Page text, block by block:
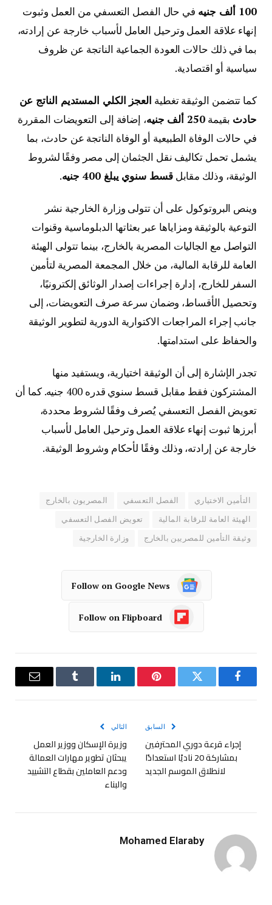
100 ألف جنيه
في حال الفصل التعسفي من العمل وثبوت
إنهاء علاقة العمل وترحيل العامل لأسباب خارجة عن إرادته،
بما في ذلك حالات العودة الجماعية الناتجة عن ظروف
سياسية أو اقتصادية.
كما تتضمن الوثيقة تغطية العجز الكلي المستديم الناتج عن
حادث بقيمة250 ألف جنيه
، إضافة إلى التعويضات المقررة
في حالات الوفاة الطبيعية أو الوفاة الناتجة عن حادث، بما
يشمل تحمل تكاليف نقل الجثمان إلى مصر وفقًا لشروط
الوثيقة، وذلك مقابلقسط سنوي يبلغ 400 جنيه .
وينص البروتوكول على أن تتولى وزارة الخارجية نشر
التوعية بالوثيقة ومزاياها عبر بعثاتها الدبلوماسية وقنوات
التواصل مع الجاليات المصرية بالخارج، بينما تتولى الهيئة
العامة للرقابة المالية، من خلال المجمعة المصرية لتأمين
السفر للخارج، إدارة إجراءات إصدار الوثائق إلكترونيًا،
وتحصيل الأقساط، وضمان سرعة صرف التعويضات، إلى
جانب إجراء المراجعات الاكتوارية الدورية لتطوير الوثيقة
والحفاظ على استدامتها.
تجدر الإشارة إلى أن الوثيقة اختيارية، ويستفيد منها
المشتركون فقط مقابل قسط سنوي قدره 400 جنيه. كما أن
تعويض الفصل التعسفي يُصرف وفقًا لشروط محددة،
أبرزها ثبوت إنهاء علاقة العمل وترحيل العامل لأسباب
خارجة عن إرادته، وذلك وفقًا لأحكام وشروط الوثيقة.
التأمين الاختياري الفصل التعسفي المصريون بالخارج
الهيئة العامة للرقابة المالية تعويض الفصل التعسفي
وثيقة التأمين للمصريين بالخارج وزارة الخارجية
Follow on Google News
Follow on Flipboard
فيسبوك تويتر بينتيريستلينكدإن Tumblr
البريد
السابق
إجراء قرعة دوري المحترفين
بمشاركة 20 ناديًا استعدادًا
لانطلاق الموسم الجديد
التالي
وزيرة الإسكان ووزير العمل
يبحثان تطوير مهارات العمالة
ودعم العاملين بقطاع التشييد
والبناء
Mohamed Elaraby